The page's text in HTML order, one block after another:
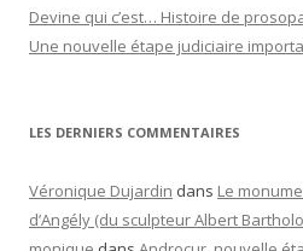
Devine qui c’est… Histoire de
Une nouvelle étape judiciaire
LES DERNIERS COMMENTAIRES
Véronique Dujardin dans Le
d’Angély (du sculpteur Albert